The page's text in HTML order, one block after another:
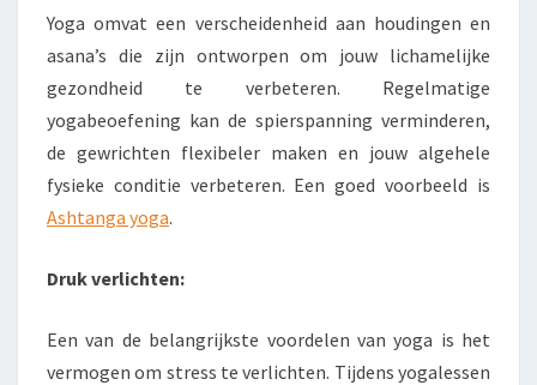
Yoga omvat een verscheidenheid aan houdingen en
asana’s die zijn ontworpen om jouw lichamelijke
gezondheid te verbeteren. Regelmatige
yogabeoefening kan de spierspanning verminderen,
de gewrichten flexibeler maken en jouw algehele
fysieke conditie verbeteren. Een goed voorbeeld is
Ashtanga yoga.
Druk verlichten:
Een van de belangrijkste voordelen van yoga is het
vermogen om stress te verlichten. Tijdens yogalessen